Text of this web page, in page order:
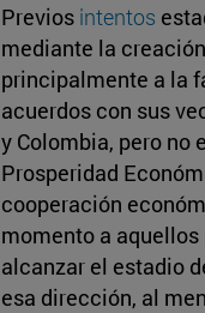
Previos intentos
mediante la
principalmente a la
acuerdos con sus
y Colombia, pero no
Prosperidad
cooperación
momento a
alcanzar el estadio
esa dirección, al